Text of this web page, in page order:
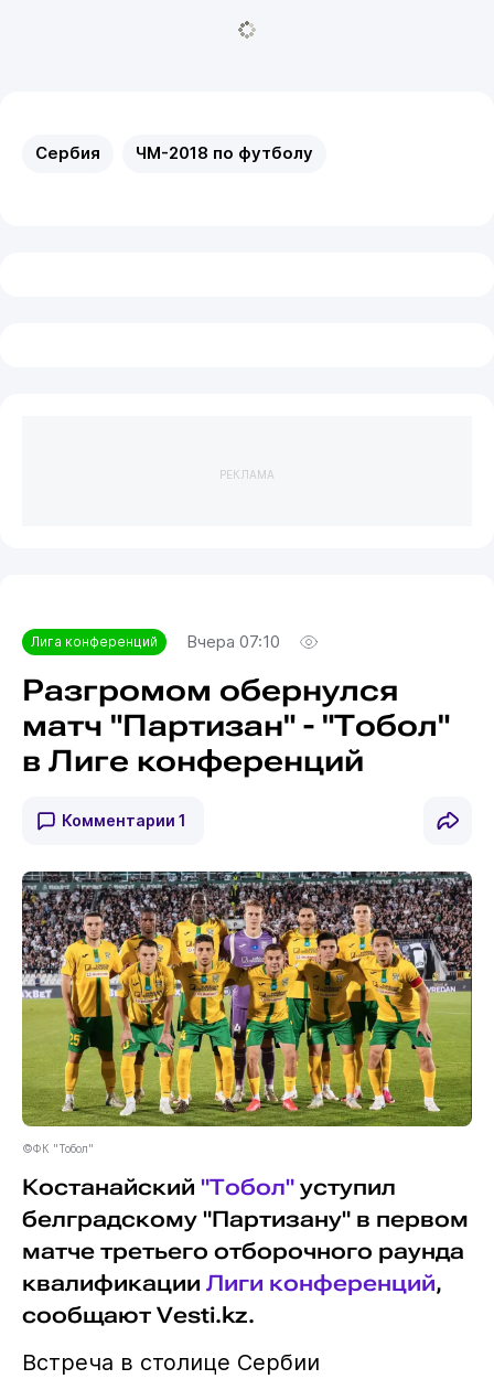
Сербия ЧМ-2018 по футболу
РЕКЛАМА
Лига конференций Вчера 07:10
Разгромом обернулся
матч "Партизан" - "Тобол"
в Лиге конференций
Комментарии 1
©ФК "Тобол"
Костанайский "Тобол"уступил
белградскому "Партизану" в первом
матче третьего отборочного раунда
квалификации Лиги конференций,
сообщают Vesti.kz.
Встреча в столице Сербии